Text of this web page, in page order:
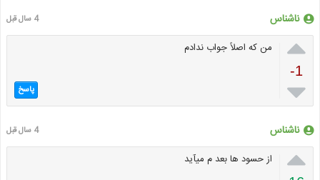
ناشناس 4 سال قبل

-1

من که اصلاً جواب ندادم
پاسخ
ناشناس 4 سال قبل
 از حسود ها بعد م میآید